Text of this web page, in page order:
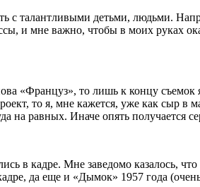
с талантливыми детьми, людьми.
и мне важно, чтобы в моих руках
«Француз», то лишь к концу съемок
то я, мне кажется, уже как сыр в
на равных. Иначе опять получается
в кадре. Мне заведомо казалось,
да еще и «Дымок» 1957 года